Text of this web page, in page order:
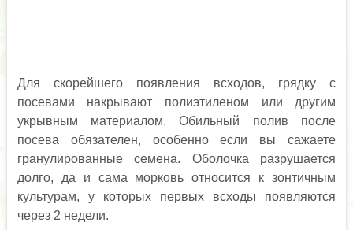
Для скорейшего появления всходов, грядку с
посевами накрывают полиэтиленом или другим
укрывным материалом. Обильный полив после
посева обязателен, особенно если вы сажаете
гранулированные семена. Оболочка разрушается
долго, да и сама морковь относится к зонтичным
культурам, у которых первых всходы появляются
через 2 недели.